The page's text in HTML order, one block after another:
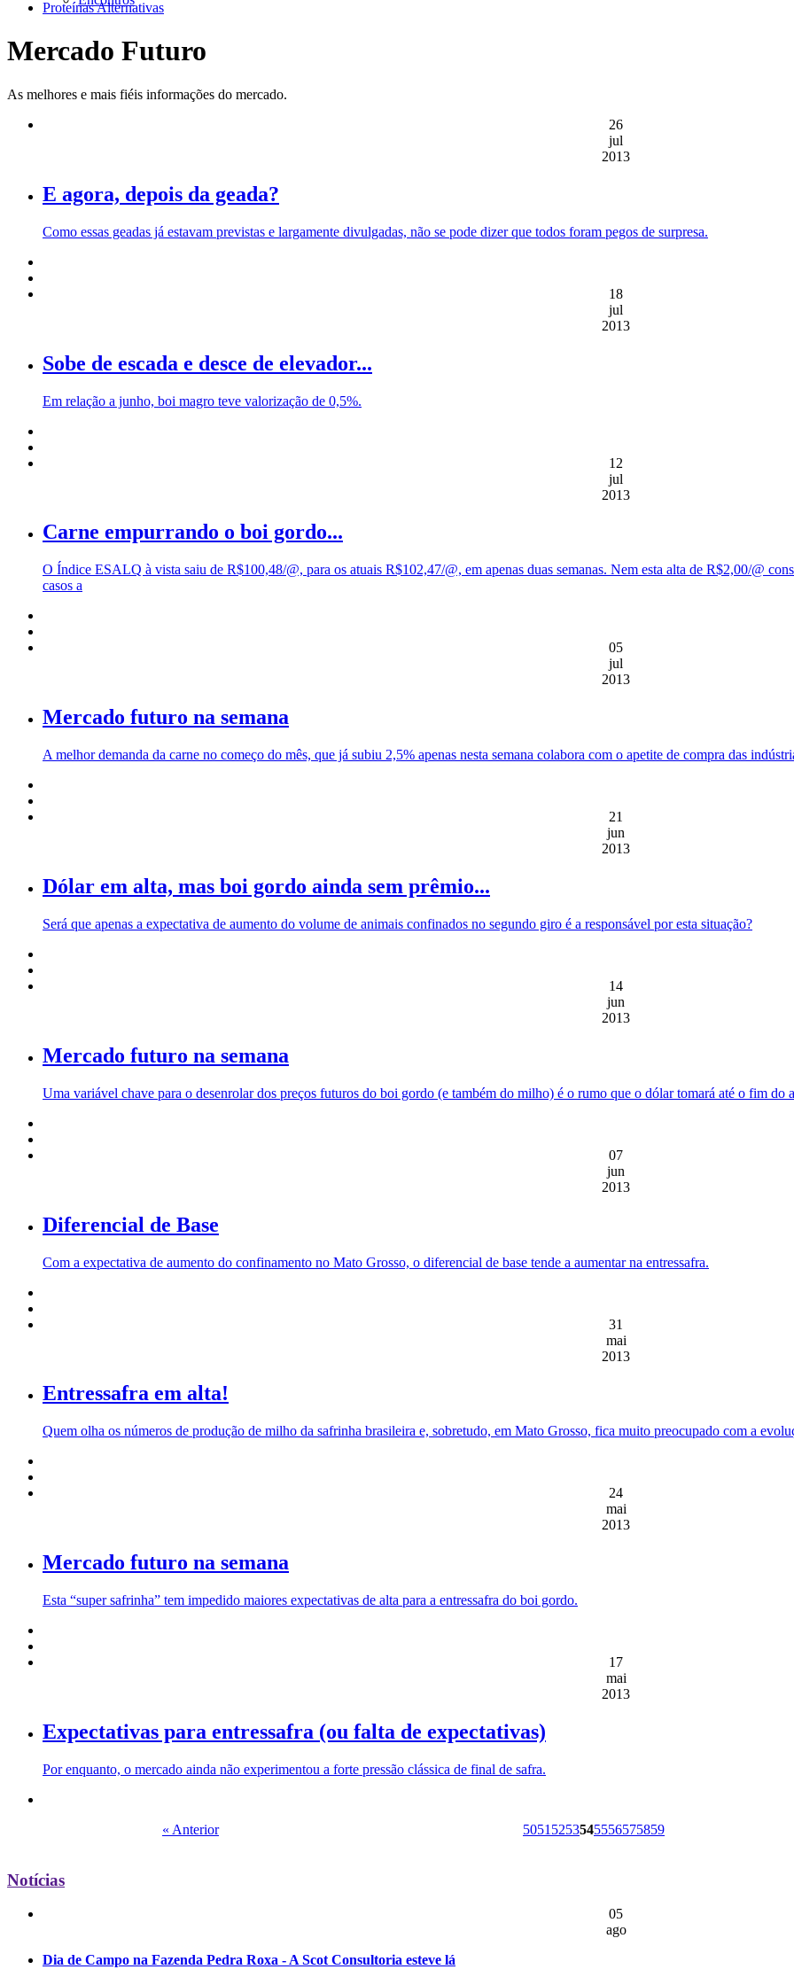
Proteínas Alternativas
Mercado Futuro
As melhores e mais fiéis informações do mercado.
26
jul
2013
E agora, depois da geada?
Como essas geadas já estavam previstas e largamente divulgadas, não se pode dizer que todos foram pegos de surpresa.
18
jul
2013
Sobe de escada e desce de elevador...
Em relação a junho, boi magro teve valorização de 0,5%.
12
jul
2013
Carne empurrando o boi gordo...
O Índice ESALQ à vista saiu de R$100,48/@, para os atuais R$102,47/@, em apenas duas semanas. Nem esta alta de R$2,00/@
casos a
05
jul
2013
Mercado futuro na semana
A melhor demanda da carne no começo do mês, que já subiu 2,5% apenas nesta semana colabora com o apetite de compra das
21
jun
2013
Dólar em alta, mas boi gordo ainda sem prêmio...
Será que apenas a expectativa de aumento do volume de animais confinados no segundo giro é a responsável por esta situação?
14
jun
2013
Mercado futuro na semana
Uma variável chave para o desenrolar dos preços futuros do boi gordo (e também do milho) é o rumo que o dólar tomará até o fim do
07
jun
2013
Diferencial de Base
Com a expectativa de aumento do confinamento no Mato Grosso, o diferencial de base tende a aumentar na entressafra.
31
mai
2013
Entressafra em alta!
Quem olha os números de produção de milho da safrinha brasileira e, sobretudo, em Mato Grosso, fica muito preocupado com a
24
mai
2013
Mercado futuro na semana
Esta “super safrinha” tem impedido maiores expectativas de alta para a entressafra do boi gordo.
17
mai
2013
Expectativas para entressafra (ou falta de expectativas)
Por enquanto, o mercado ainda não experimentou a forte pressão clássica de final de safra.
« Anterior 5051 5253545556575859
Notícias
05
ago
Dia de Campo na Fazenda Pedra Roxa - A Scot Consultoria esteve lá